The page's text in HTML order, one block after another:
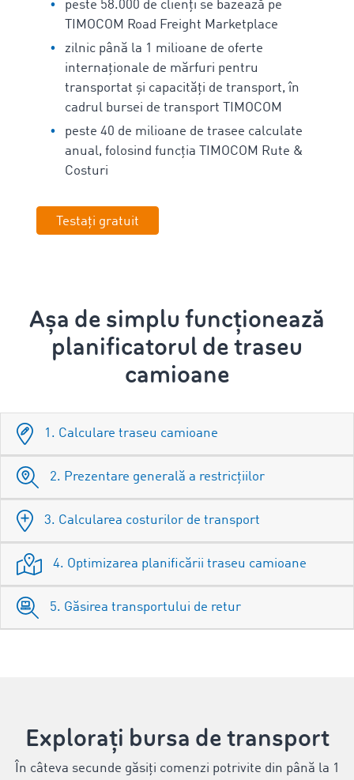
peste 58.000 de clienți se bazează pe
TIMOCOM Road Freight Marketplace
zilnic până la 1 milioane de oferte
internaționale de mărfuri pentru
transportat și capacități de transport, în
cadrul bursei de transport TIMOCOM
peste 40 de milioane de trasee calculate
anual, folosind funcția TIMOCOM Rute &
Costuri
Testați gratuit
Așa de simplu funcționează
planificatorul de traseu
camioane
1. Calculare traseu camioane
2. Prezentare generală a restricțiilor
3. Calcularea costurilor de transport
4. Optimizarea planificării traseu camioane
5. Găsirea transportului de retur
Explorați bursa de transport
În câteva secunde găsiți comenzi potrivite din până la 1